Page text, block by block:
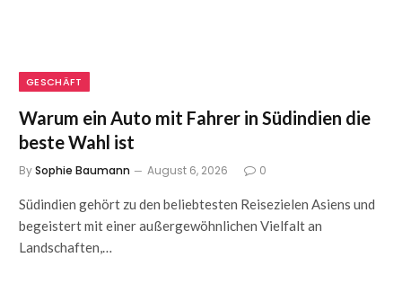
GESCHÄFT
Warum ein Auto mit Fahrer in Südindien die
beste Wahl ist
BySophie Baumann August 6, 2026 0
Südindien gehört zu den beliebtesten Reisezielen Asiens und
begeistert mit einer außergewöhnlichen Vielfalt an
Landschaften,…